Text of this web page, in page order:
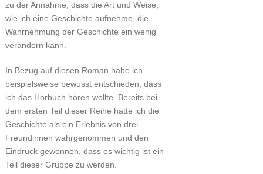
zu der Annahme, dass die Art und Weise,
wie ich eine Geschichte aufnehme, die
Wahrnehmung der Geschichte ein wenig
verändern kann.
In Bezug auf diesen Roman habe ich
beispielsweise bewusst entschieden, dass
ich das Hörbuch hören wollte. Bereits bei
dem ersten Teil dieser Reihe hatte ich die
Geschichte als ein Erlebnis von drei
Freundinnen wahrgenommen und den
Eindruck gewonnen, dass es wichtig ist ein
Teil dieser Gruppe zu werden.